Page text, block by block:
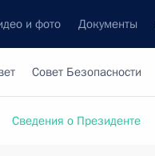
и фото Документы
Совет Безопасности
Сведения о Президенте